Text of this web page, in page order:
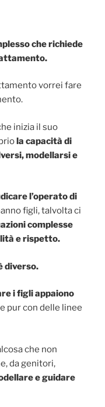
che richiede
vorrei fare
inizia il suo
la capacità di
modellarsi e
l’operato di
figli, talvolta ci
complesse
e rispetto.
diverso.
i figli appaiono
pur con delle linee
che non
da genitori,
e guidare